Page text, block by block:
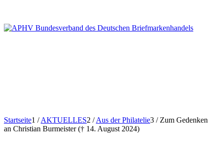
Startseite1 / AKTUELLES2 / Aus der Philatelie3 / Zum Gedenken
an Christian Burmeister († 14. August 2024)